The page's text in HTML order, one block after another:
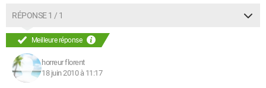
RÉPONSE 1 / 1
Meilleure réponse
horreur florent
18 juin 2010 à 11:17